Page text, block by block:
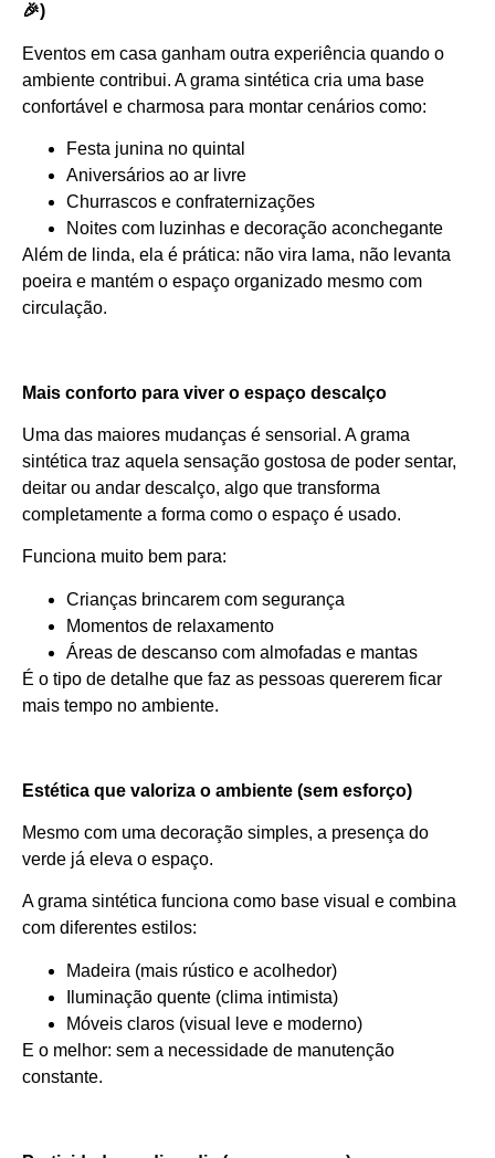
🎉)
Eventos em casa ganham outra experiência quando o
ambiente contribui. A grama sintética cria uma base
confortável e charmosa para montar cenários como:
Festa junina no quintal
Aniversários ao ar livre
Churrascos e confraternizações
Noites com luzinhas e decoração aconchegante
Além de linda, ela é prática: não vira lama, não levanta
poeira e mantém o espaço organizado mesmo com
circulação.
Mais conforto para viver o espaço descalço
Uma das maiores mudanças é sensorial. A grama
sintética traz aquela sensação gostosa de poder sentar,
deitar ou andar descalço, algo que transforma
completamente a forma como o espaço é usado.
Funciona muito bem para:
Crianças brincarem com segurança
Momentos de relaxamento
Áreas de descanso com almofadas e mantas
É o tipo de detalhe que faz as pessoas quererem ficar
mais tempo no ambiente.
Estética que valoriza o ambiente (sem esforço)
Mesmo com uma decoração simples, a presença do
verde já eleva o espaço.
A grama sintética funciona como base visual e combina
com diferentes estilos:
Madeira (mais rústico e acolhedor)
Iluminação quente (clima intimista)
Móveis claros (visual leve e moderno)
E o melhor: sem a necessidade de manutenção
constante.